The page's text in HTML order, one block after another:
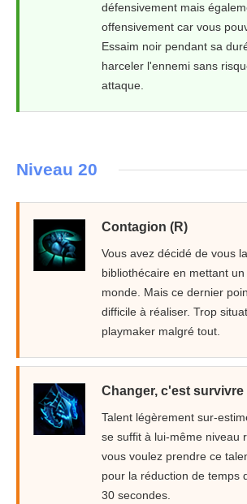
défensivement mais
offensivement car vous
Essaim noir pendant sa
harceler l'ennemi sans
attaque.
Niveau 20
Contagion (R)
Vous avez décidé de vous
bibliothécaire en mettant
monde. Mais ce dernier
difficile à réaliser. Trop
playmaker malgré tout.
Changer, c'est survivre
Talent légèrement sur-
se suffit à lui-même niveau
vous voulez prendre ce
pour la réduction de temps
30 secondes.